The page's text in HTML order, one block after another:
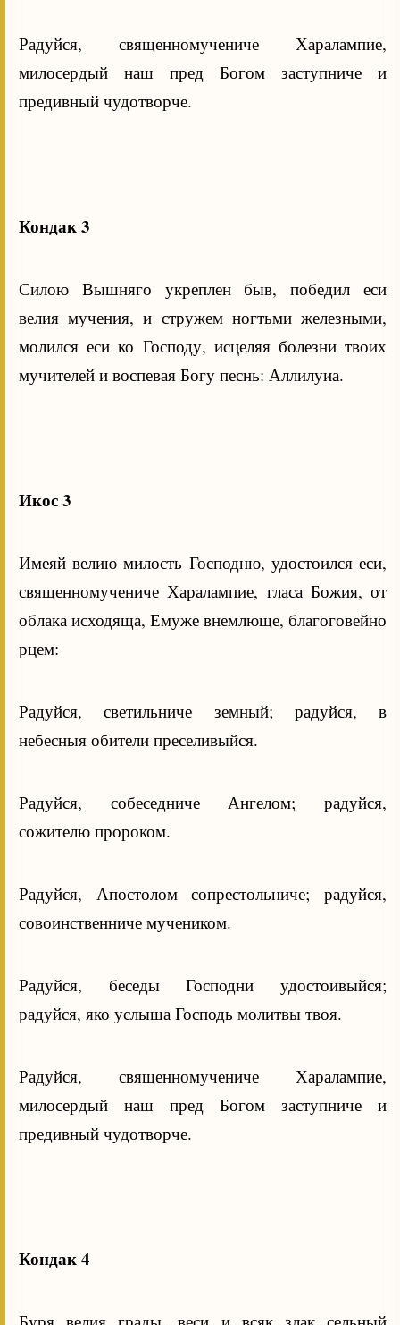
Радуйся, священномучениче Харалампие,
милосердый наш пред Богом заступниче и
предивный чудотворче.
Кондак 3
Силою Вышняго укреплен быв, победил еси
велия мучения, и стружем ногтьми железными,
молился еси ко Господу, исцеляя болезни твоих
мучителей и воспевая Богу песнь: Аллилуиа.
Икос 3
Имеяй велию милость Господню, удостоился еси,
священномучениче Харалампие, гласа Божия, от
облака исходяща, Емуже внемлюще, благоговейно
рцем:
Радуйся, светильниче земный; радуйся, в
небесныя обители преселивыйся.
Радуйся, собеседниче Ангелом; радуйся,
сожителю пророком.
Радуйся, Апостолом сопрестольниче; радуйся,
совоинственниче мучеником.
Радуйся, беседы Господни удостоивыйся;
радуйся, яко услыша Господь молитвы твоя.
Радуйся, священномучениче Харалампие,
милосердый наш пред Богом заступниче и
предивный чудотворче.
Кондак 4